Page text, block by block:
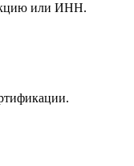
или ИНН.